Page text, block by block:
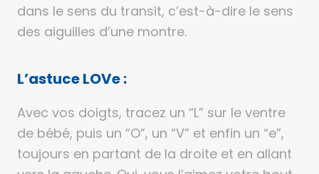
dans le sens du transit, c’est-à-dire le sens
des aiguilles d’une montre.
L’astuce LOVe :
Avec vos doigts, tracez un “L” sur le ventre
de bébé, puis un “O”, un “V” et enfin un “e”,
toujours en partant de la droite et en allant